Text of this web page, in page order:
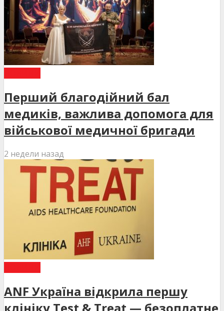
Перший благодійний бал
медиків, важлива допомога для
військової медичної бригади
2 недели назад
ANF Україна відкрила першу